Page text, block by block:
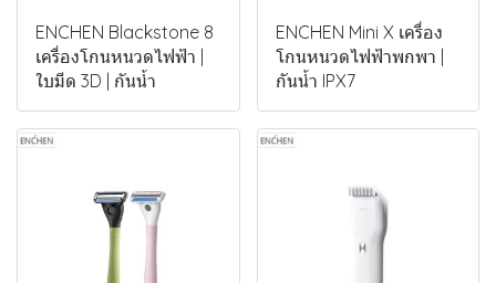
ENCHEN Blackstone 8
เครื่องโกนหนวดไฟฟ้า |
ใบมีด 3D | กันน้ำ
ENCHEN Mini X เครื่อง
โกนหนวดไฟฟ้าพกพา |
กันน้ำ IPX7